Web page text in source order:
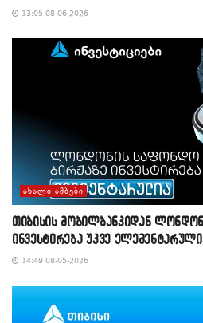
13:05 08-06-2026
ᲐᲮᲐᲚᲘ ᲐᲛᲑᲔᲑᲘ
თიბისის მობილბანკიდან
ინვესტირება უკვე
14:49 08-05-2026